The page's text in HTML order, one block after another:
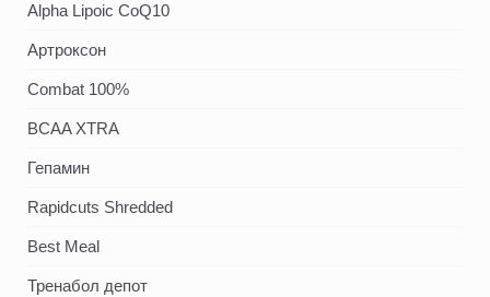
Alpha Lipoic CoQ10
Артроксон
Combat 100%
BCAA XTRA
Гепамин
Rapidcuts Shredded
Best Meal
Тренабол депот